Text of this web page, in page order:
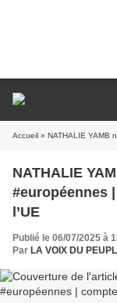
Accueil » NATHALIE YAMB nous
NATHALIE
#européennes
l’UE
Publié le 06/07/2025 à
Par LA VOIX DU